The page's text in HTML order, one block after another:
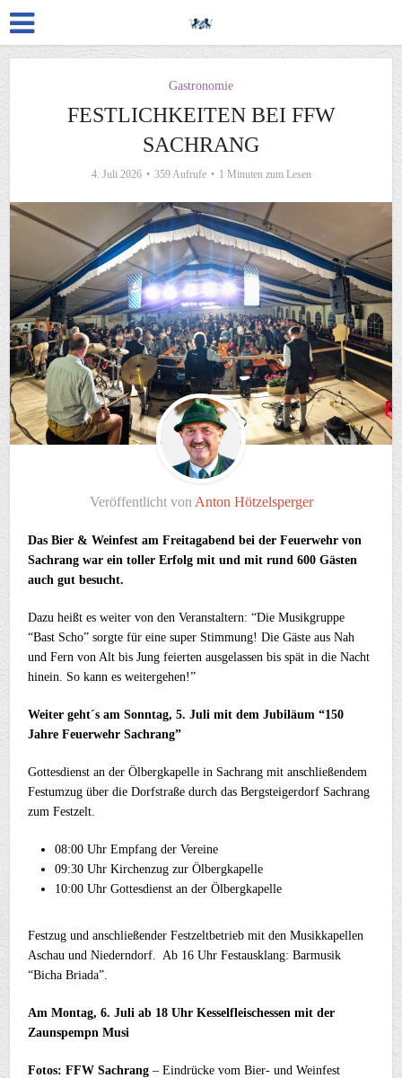
Gastronomie
FESTLICHKEITEN BEI FFW
SACHRANG
4. Juli 2026 359 Aufrufe 1 Minuten zum Lesen
Veröffentlicht von Anton Hötzelsperger
Das Bier & Weinfest am Freitagabend bei der Feuerwehr von
Sachrang war ein toller Erfolg mit und mit rund 600 Gästen
auch gut besucht.
Dazu heißt es weiter von den Veranstaltern: “Die Musikgruppe
“Bast Scho” sorgte für eine super Stimmung! Die Gäste aus Nah
und Fern von Alt bis Jung feierten ausgelassen bis spät in die Nacht
hinein. So kann es weitergehen!”
Weiter geht´s am Sonntag, 5. Juli mit dem Jubiläum “150
Jahre Feuerwehr Sachrang”
Gottesdienst an der Ölbergkapelle in Sachrang mit anschließendem
Festumzug über die Dorfstraße durch das Bergsteigerdorf Sachrang
zum Festzelt.
08:00 Uhr Empfang der Vereine
09:30 Uhr Kirchenzug zur Ölbergkapelle
10:00 Uhr Gottesdienst an der Ölbergkapelle
Festzug und anschließender Festzeltbetrieb mit den Musikkapellen
Aschau und Niederndorf. Ab 16 Uhr Festausklang: Barmusik
“Bicha Briada”.
Am Montag, 6. Juli ab 18 Uhr Kesselfleischessen mit der
Zaunspempn Musi
Fotos: FFW Sachrang – Eindrücke vom Bier- und Weinfest